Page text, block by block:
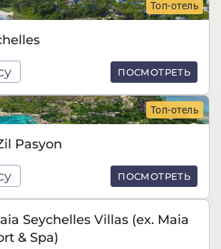
Топ-отель
ПОСМОТРЕТЬ
Топ-отель
Pasyon
ПОСМОТРЕТЬ
Seychelles Villas (ex. Maia
& Spa)